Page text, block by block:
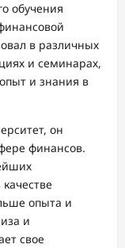
обучения
в различных
и семинарах,
и знания в
он
финансов.
опыта и
и
свое